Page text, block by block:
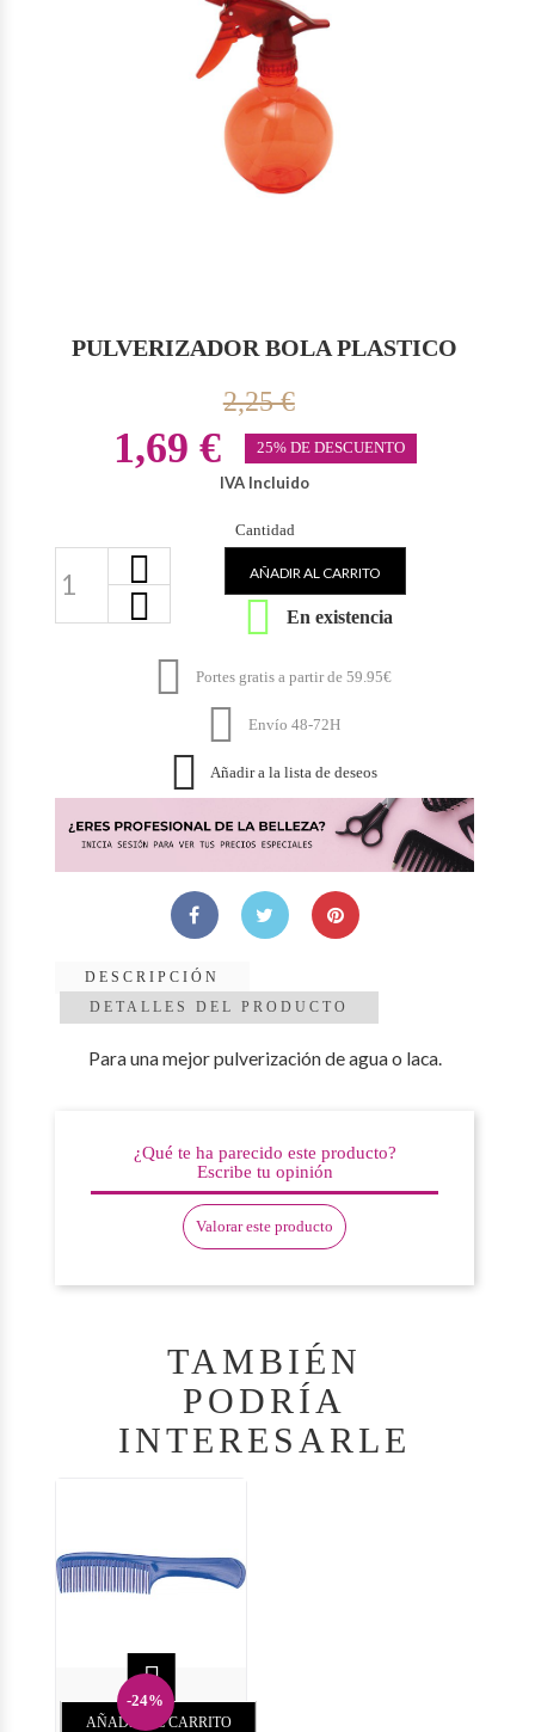
PULVERIZADOR BOLA PLASTICO
2,25 €
1,69 € 25% DE DESCUENTO
IVA Incluido
Cantidad
AÑADIR AL CARRITO
 En existencia
 Portes gratis a partir de 59.95€
 Envío 48-72H
 Añadir a la lista de deseos
DESCRIPCIÓN
DETALLES DEL PRODUCTO
Para una mejor pulverización de agua o laca.
¿Qué te ha parecido este producto?
Escribe tu opinión
Valorar este producto
TAMBIÉN
PODRÍA
INTERESARLE
-24%

AÑADIR AL CARRITO